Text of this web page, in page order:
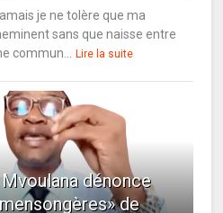
je ne tolère que ma
sans que naisse entre
commun...
Lire la suite
dénonce
de